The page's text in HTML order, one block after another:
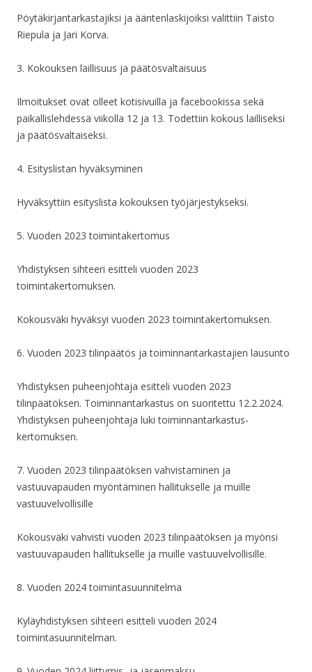
Pöytäkirjantarkastajiksi ja ääntenlaskijoiksi valittiin Taisto
Riepula ja Jari Korva.
3. Kokouksen laillisuus ja päätösvaltaisuus
Ilmoitukset ovat olleet kotisivuilla ja facebookissa sekä
paikallislehdessä viikolla 12 ja 13. Todettiin kokous lailliseksi
ja päätösvaltaiseksi.
4. Esityslistan hyväksyminen
Hyväksyttiin esityslista kokouksen työjärjestykseksi.
5. Vuoden 2023 toimintakertomus
Yhdistyksen sihteeri esitteli vuoden 2023
toimintakertomuksen.
Kokousväki hyväksyi vuoden 2023 toimintakertomuksen.
6. Vuoden 2023 tilinpäätös ja toiminnantarkastajien lausunto
Yhdistyksen puheenjohtaja esitteli vuoden 2023
tilinpäätöksen. Toiminnantarkastus on suoritettu 12.2.2024.
Yhdistyksen puheenjohtaja luki toiminnantarkastus-
kertomuksen.
7. Vuoden 2023 tilinpäätöksen vahvistaminen ja
vastuuvapauden myöntäminen hallitukselle ja muille
vastuuvelvollisille
Kokousväki vahvisti vuoden 2023 tilinpäätöksen ja myönsi
vastuuvapauden hallitukselle ja muille vastuuvelvollisille.
8. Vuoden 2024 toimintasuunnitelma
Kyläyhdistyksen sihteeri esitteli vuoden 2024
toimintasuunnitelman.